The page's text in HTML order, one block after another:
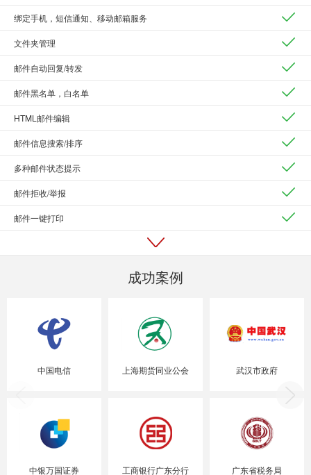
绑定手机，短信通知、移动邮箱服务
文件夹管理
邮件自动回复/转发
邮件黑名单，白名单
HTML邮件编辑
邮件信息搜索/排序
多种邮件状态提示
邮件拒收/举报
邮件一键打印
成功案例
中国电信
中银万国证券
上海期货同业公会
工商银行广东分行
武汉市政府
广东省税务局